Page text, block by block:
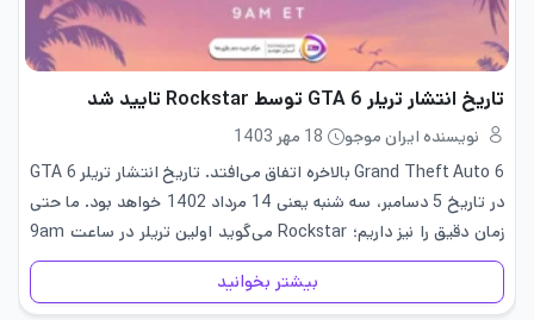
تاریخ انتشار تریلر GTA 6 توسط Rockstar تایید شد
نویسنده ایران موجو
18 مهر 1403
Grand Theft Auto 6 بالاخره اتفاق می‌افتد. تاریخ انتشار تریلر GTA 6
در تاریخ 5 دسامبر، سه شنبه یعنی 14 مرداد 1402 خواهد بود. ما حتی
زمان دقیق را نیز داریم؛ Rockstar می‌گوید اولین تریلر در ساعت 9am
ET/2pm GMT…
بیشتر بخوانید